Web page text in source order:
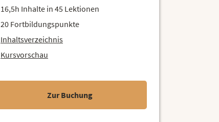
16,5h Inhalte in 45 Lektionen
20 Fortbildungspunkte
Inhaltsverzeichnis
Kursvorschau
Zur Buchung